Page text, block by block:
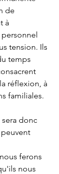
de
à
tension. Ils
temps
réflexion, à
familiales.
donc
ferons
nous